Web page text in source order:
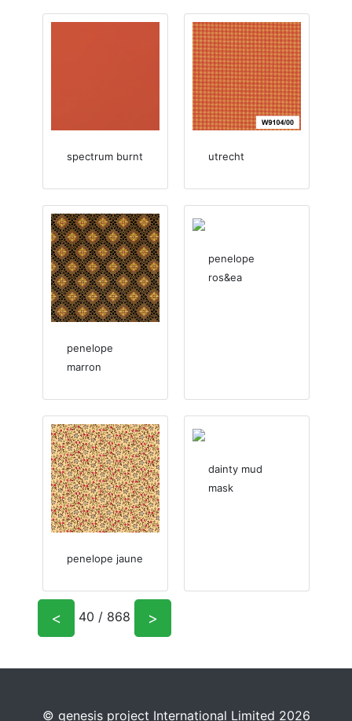
spectrum burnt utrecht
penelope
marron
penelope
ros&ea
penelope jaune
dainty mud
mask
< 40 / 868 >
© genesis project International Limited 2026